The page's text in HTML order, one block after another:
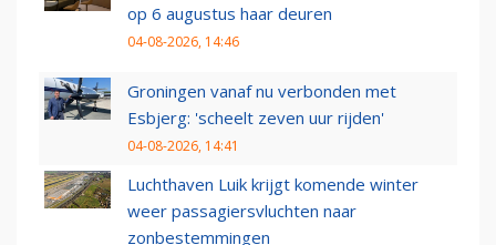
op 6 augustus haar deuren
04-08-2026, 14:46
Groningen vanaf nu verbonden met
Esbjerg: 'scheelt zeven uur rijden'
04-08-2026, 14:41
Luchthaven Luik krijgt komende winter
weer passagiersvluchten naar
zonbestemmingen